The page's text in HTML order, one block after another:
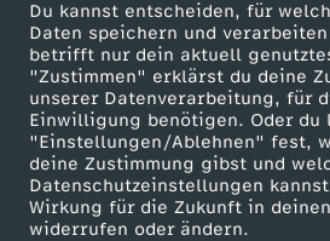
Du kannst entscheiden, für
Daten speichern und
betrifft nur dein aktuell
"Zustimmen" erklärst du deine
unserer Datenverarbeitung, für
Einwilligung benötigen. Oder du
"Einstellungen/Ablehnen" fest,
deine Zustimmung gibst und
Datenschutzeinstellungen
Wirkung für die Zukunft in
widerrufen oder ändern.
ZDF goes Schule
Werbefernsehen
Mainzelmännchen